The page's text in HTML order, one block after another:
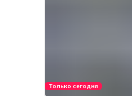
Только сегодня